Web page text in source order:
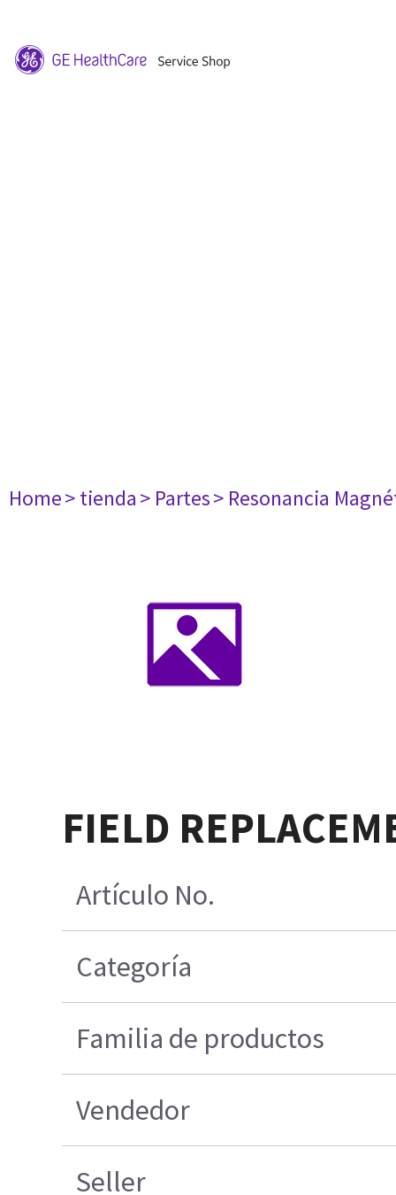
Home> tienda> Partes> Resonancia
FIELD
Artículo No.
Categoría
Familia de productos
Vendedor
Seller